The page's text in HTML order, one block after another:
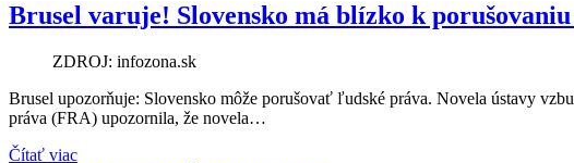
Brusel varuje! Slovensko má blízko k
ZDROJ: infozona.sk
Brusel upozorňuje: Slovensko môže porušovať ľudské práva. Novela ústavy
práva (FRA) upozornila, že novela…
Čítať viac